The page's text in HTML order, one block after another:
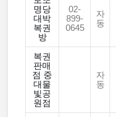
명당
대박
복권
방
02-
899-
0645
자
동
복권
판매
점 중
대물
빛공
원점
자
동